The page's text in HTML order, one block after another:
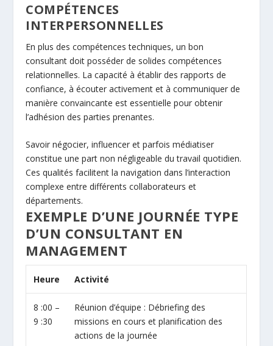
COMPÉTENCES
INTERPERSONNELLES
En plus des compétences techniques, un bon
consultant doit posséder de solides compétences
relationnelles. La capacité à établir des rapports de
confiance, à écouter activement et à communiquer de
manière convaincante est essentielle pour obtenir
l’adhésion des parties prenantes.
Savoir négocier, influencer et parfois médiatiser
constitue une part non négligeable du travail quotidien.
Ces qualités facilitent la navigation dans l’interaction
complexe entre différents collaborateurs et
départements.
EXEMPLE D’UNE JOURNÉE TYPE
D’UN CONSULTANT EN
MANAGEMENT
Heure Activité
8 :00 –
9 :30
Réunion d’équipe : Débriefing des
missions en cours et planification des
actions de la journée